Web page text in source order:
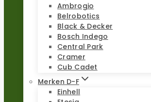
Ambrogio
Belrobotics
Black & Decker
Bosch Indego
Central Park
Cramer
Cub Cadet
Merken D-F
Einhell